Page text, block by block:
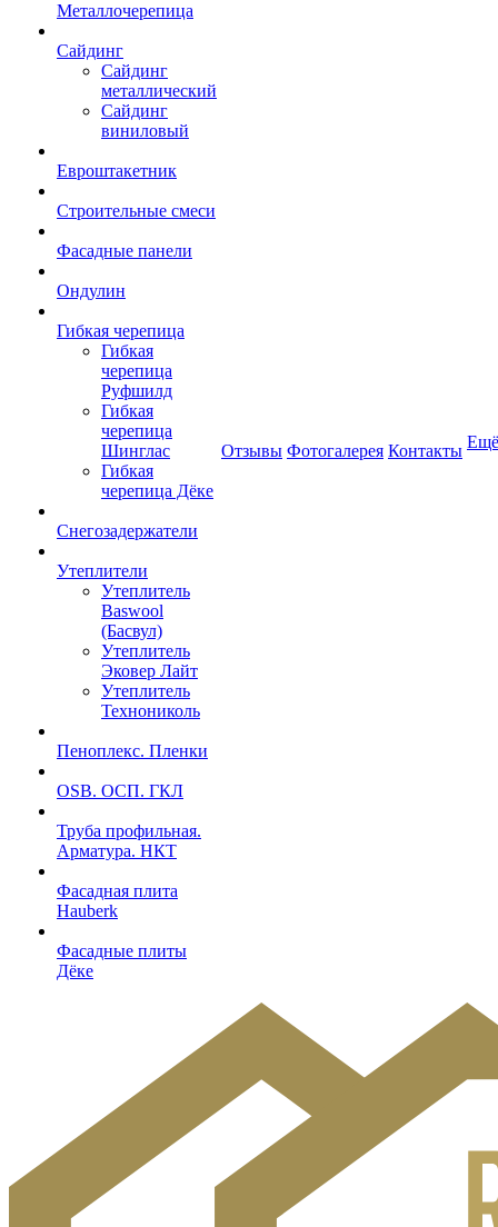
Металлочерепица
Сайдинг
Сайдинг
металлический
Сайдинг
виниловый
Евроштакетник
Строительные смеси
Фасадные панели
Ондулин
Гибкая черепица
Гибкая
черепица
Руфшилд
Гибкая
черепица
Шинглас
Гибкая
черепица Дёке
Снегозадержатели
Утеплители
Утеплитель
Baswool
(Басвул)
Утеплитель
Эковер Лайт
Утеплитель
Технониколь
Пеноплекс. Пленки
OSB. ОСП. ГКЛ
Труба профильная.
Арматура. НКТ
Фасадная плита
Hauberk
Фасадные плиты
Дёке
Отзывы Фотогалерея Контакты Ещё